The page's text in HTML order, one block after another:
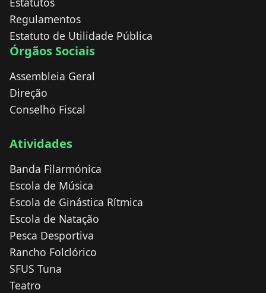
Regulamentos
Estatuto de Utilidade Pública
Órgãos Sociais
Assembleia Geral
Direção
Conselho Fiscal
Atividades
Banda Filarmónica
Escola de Música
Escola de Ginástica Rítmica
Escola de Natação
Pesca Desportiva
Rancho Folclórico
SFUS Tuna
Teatro